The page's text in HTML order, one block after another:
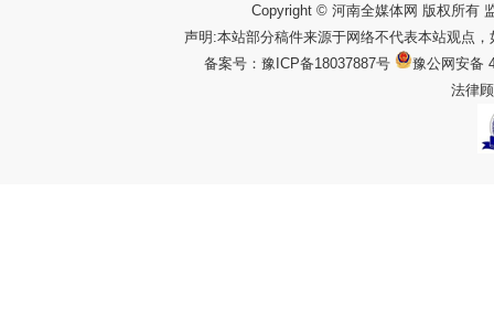
Copyright © 河南全媒体网 版权所有
声明:本站部分稿件来源于网络不代表本站观点
备案号： 豫ICP备18037887号
豫公网安备
法律